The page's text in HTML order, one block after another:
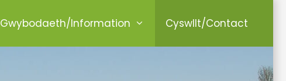
Gwybodaeth/Information Cyswllt/Contact